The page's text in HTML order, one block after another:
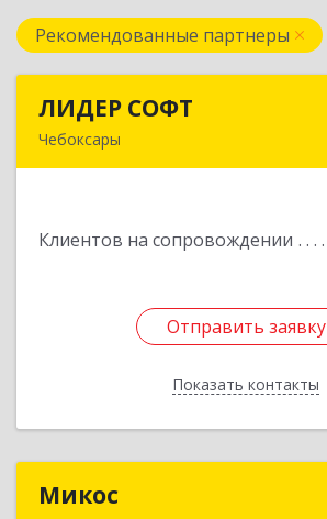
Рекомендованные партнеры
ЛИДЕР СОФТ
Чебоксары
Клиентов на сопровождении
Отправить заявку
Показать контакты
Отправить заявку
Назад
Микос